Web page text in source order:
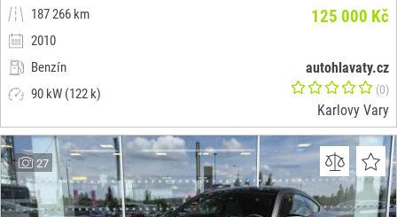
187 266 km
2010
Benzín
90 kW (122 k)
125 000 Kč
autohlavaty.cz
(0)
Karlovy Vary
27